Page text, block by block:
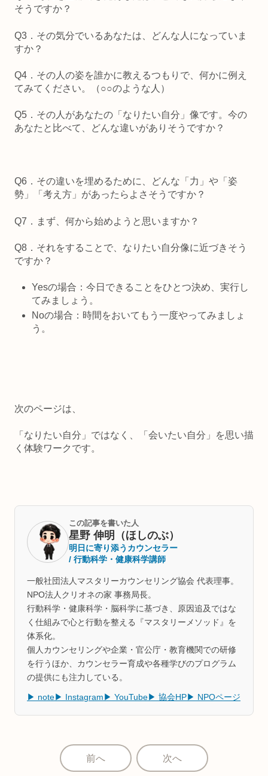
そうですか？
Q3．その気分でいるあなたは、どんな人になっていま
すか？
Q4．その人の姿を誰かに教えるつもりで、何かに例え
てみてください。（○○のような人）
Q5．その人があなたの「なりたい自分」像です。今の
あなたと比べて、どんな違いがありそうですか？
Q6．その違いを埋めるために、どんな「力」や「姿
勢」「考え方」があったらよさそうですか？
Q7．まず、何から始めようと思いますか？
Q8．それをすることで、なりたい自分像に近づきそう
ですか？
Yesの場合：今日できることをひとつ決め、実行し
てみましょう。
Noの場合：時間をおいてもう一度やってみましょ
う。
次のページは、
「なりたい自分」ではなく、「会いたい自分」を思い描
く体験ワークです。
この記事を書いた人
星野 伸明（ほしのぶ）
明日に寄り添うカウンセラー
/ 行動科学・健康科学講師
一般社団法人マスタリーカウンセリング協会 代表理事。
NPO法人クリオネの家 事務局長。
行動科学・健康科学・脳科学に基づき、原因追及ではな
く仕組みで心と行動を整える『マスタリーメソッド』を
体系化。
個人カウンセリングや企業・官公庁・教育機関での研修
を行うほか、カウンセラー育成や各種学びのプログラム
の提供にも注力している。
▶ note ▶ Instagram ▶ YouTube ▶ 協会HP ▶ NPOページ
前へ 次へ